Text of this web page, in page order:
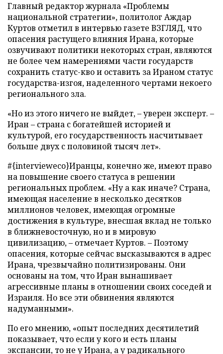
Главный редактор журнала «Проблемы
национальной стратегии», политолог Аждар
Куртов отметил в интервью газете ВЗГЛЯД, что
опасения растущего влияния Ирана, которые
озвучивают политики некоторых стран, являются
не более чем намерениями части государств
сохранить статус-кво и оставить за Ираном статус
государства-изгоя, наделенного чертами некоего
регионального зла.
«Но из этого ничего не выйдет, – уверен эксперт. –
Иран – страна с богатейшей историей и
культурой, его государственность насчитывает
больше двух с половиной тысяч лет».
#{intervieweco}Иранцы, конечно же, имеют право
на повышение своего статуса в решении
региональных проблем. «Ну а как иначе? Страна,
имеющая население в несколько десятков
миллионов человек, имеющая огромные
достижения в культуре, внесшая вклад не только
в ближневосточную, но и в мировую
цивилизацию, – отмечает Куртов. – Поэтому
опасения, которые сейчас высказываются в адрес
Ирана, чрезвычайно политизированы. Они
основаны на том, что Иран вынашивает
агрессивные планы в отношении своих соседей и
Израиля. Но все эти обвинения являются
надуманными».
По его мнению, «опыт последних десятилетий
показывает, что если у кого и есть планы
экспансии, то не у Ирана, а у радикального